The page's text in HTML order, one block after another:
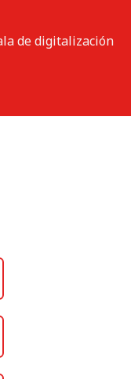
de digitalización